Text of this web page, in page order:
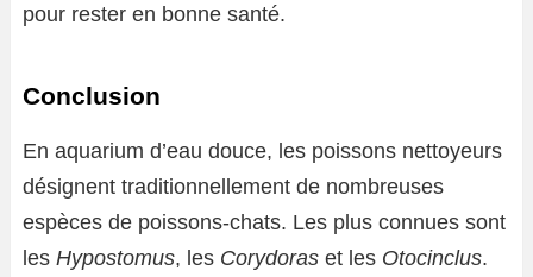
pour rester en bonne santé.
Conclusion
En aquarium d’eau douce, les poissons nettoyeurs
désignent traditionnellement de nombreuses
espèces de poissons-chats. Les plus connues sont
les Hypostomus, les Corydoras et les Otocinclus.